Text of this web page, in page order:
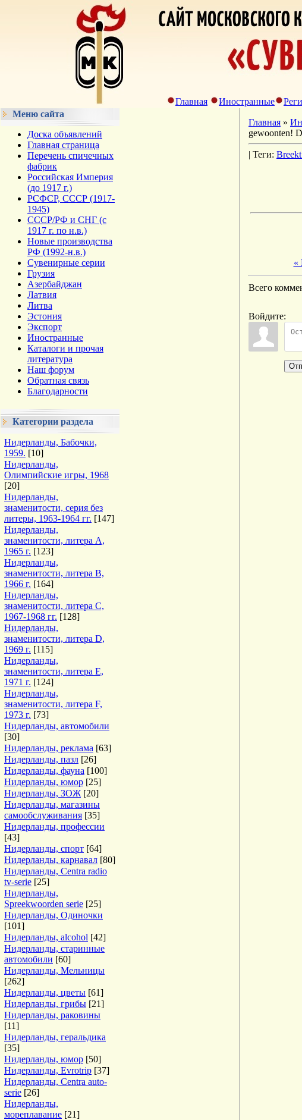
Главная Иностранные
Меню сайта
Доска объявлений
Главная страница
Перечень спичечных
фабрик
Российская Империя
(до 1917 г.)
РСФСР, СССР (1917-
1945)
СССР/РФ и СНГ (с
1917 г. по н.в.)
Новые производства
РФ (1992-н.в.)
Сувенирные серии
Грузия
Азербайджан
Латвия
Литва
Эстония
Экспорт
Иностранные
Каталоги и прочая
литература
Наш форум
Обратная связь
Благодарности
Категории раздела
Нидерланды, Бабочки,
1959. [10]
Нидерланды,
Олимпийские игры, 1968
[20]
Нидерланды,
знаменитости, серия без
литеры, 1963-1964 гг. [147]
Нидерланды,
знаменитости, литера A,
1965 г. [123]
Нидерланды,
знаменитости, литера B,
1966 г. [164]
Нидерланды,
знаменитости, литера C,
1967-1968 гг. [128]
Нидерланды,
знаменитости, литера D,
1969 г. [115]
Нидерланды,
знаменитости, литера E,
1971 г. [124]
Нидерланды,
знаменитости, литера F,
1973 г. [73]
Нидерланды, автомобили
[30]
Нидерланды, реклама [63]
Нидерланды, пазл [26]
Нидерланды, фауна [100]
Нидерланды, юмор [25]
Нидерланды, ЗОЖ [20]
Нидерланды, магазины
самообслуживания [35]
Нидерланды, профессии
[43]
Нидерланды, спорт [64]
Нидерланды, карнавал [80]
Нидерланды, Centra radio
tv-serie [25]
Нидерланды,
Spreekwoorden serie [25]
Нидерланды, Одиночки
[101]
Нидерланды, alcohol [42]
Нидерланды, старинные
автомобили [60]
Нидерланды, Мельницы
[262]
Нидерланды, цветы [61]
Нидерланды, грибы [21]
Нидерланды, раковины
[11]
Нидерланды, геральдика
[35]
Нидерланды, юмор [50]
Нидерланды, Evrotrip [37]
Нидерланды, Centra auto-
serie [26]
Нидерланды,
мореплавание [21]
Главная »
gewoonten!
| Теги:
«
Всего
Войдите: